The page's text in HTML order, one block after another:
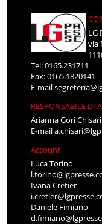
LG
via
Tel: 0165.231711
Fax: 0165.1820141
E-mail
RESPONSABILE DI
Arianna Gori Chisari
E-mail
Account
Luca Torino
Ivana Cretier
Daniele Fimiano